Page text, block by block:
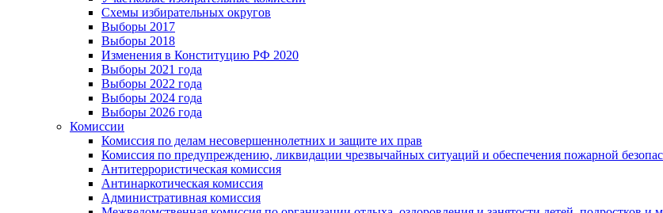
Схемы избирательных округов
Выборы 2017
Выборы 2018
Изменения в Конституцию РФ 2020
Выборы 2021 года
Выборы 2022 года
Выборы 2024 года
Выборы 2026 года
Комиссии
Комиссия по делам несовершеннолетних и защите их прав
Комиссия по предупреждению, ликвидации чрезвычайных ситуаций и обеспечения пожарной
Антитеррористическая комиссия
Антинаркотическая комиссия
Административная комиссия